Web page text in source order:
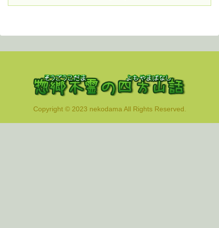
Copyright © 2023 nekodama All Rights Reserved.